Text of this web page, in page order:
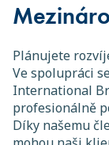
Plánujete
Ve spolupráci
International
profesionálně
Díky našemu